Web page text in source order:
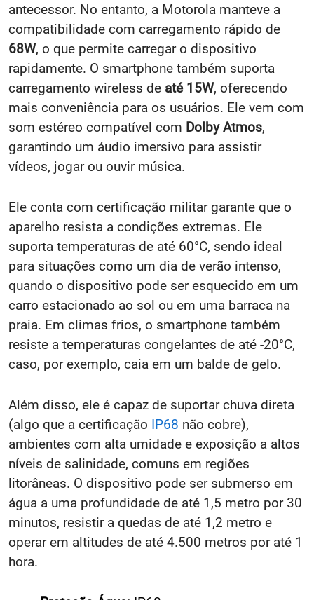
antecessor. No entanto, a Motorola manteve a
compatibilidade com carregamento rápido de
68W, o que permite carregar o dispositivo
rapidamente. O smartphone também suporta
carregamento wireless de até 15W, oferecendo
mais conveniência para os usuários. Ele vem com
som estéreo compatível com Dolby Atmos,
garantindo um áudio imersivo para assistir
vídeos, jogar ou ouvir música.
Ele conta com certificação militar garante que o
aparelho resista a condições extremas. Ele
suporta temperaturas de até 60°C, sendo ideal
para situações como um dia de verão intenso,
quando o dispositivo pode ser esquecido em um
carro estacionado ao sol ou em uma barraca na
praia. Em climas frios, o smartphone também
resiste a temperaturas congelantes de até -20°C,
caso, por exemplo, caia em um balde de gelo.
Além disso, ele é capaz de suportar chuva direta
(algo que a certificação IP68 não cobre),
ambientes com alta umidade e exposição a altos
níveis de salinidade, comuns em regiões
litorâneas. O dispositivo pode ser submerso em
água a uma profundidade de até 1,5 metro por 30
minutos, resistir a quedas de até 1,2 metro e
operar em altitudes de até 4.500 metros por até 1
hora.